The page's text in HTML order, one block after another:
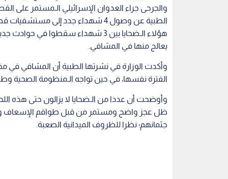
والجرحى جراء العدوان الإسرائيلي الـمستمر على
الطبية عن وصول 4 شهداء جدد إلى
هؤلاء الـضحايا بين 3 شهداء سقطوا
يعالج منها في المشافي.
الفترة نفسها، في حين تواجه الـمنظومة الصحية
وأوضحت أن عددا من الـضحايا لا يزالون حتى هذه
ظل عجز واضح ومستمر من قبل طواقم الإسعاف
جثمانهم؛ نظرا للظروف الميدانية الصعبة.